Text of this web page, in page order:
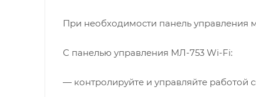
При необходимости панель
С панелью управления МЛ-753 Wi-Fi:
— контролируйте и управляйте работой